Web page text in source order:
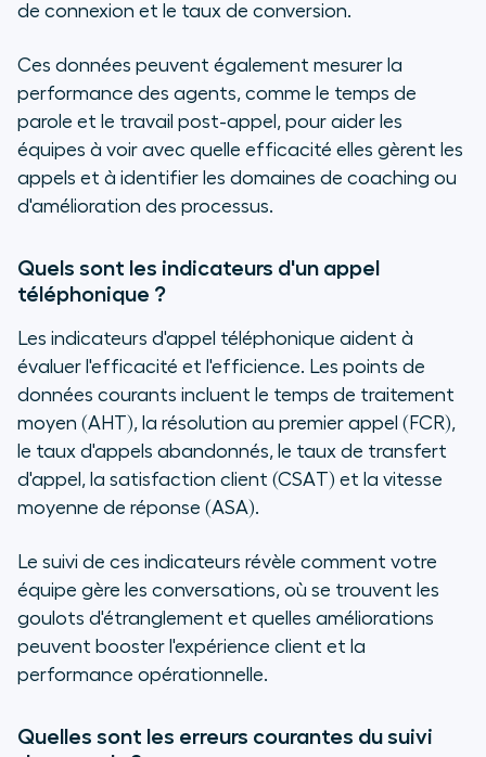
de connexion et le taux de conversion.
Ces données peuvent également mesurer la
performance des agents, comme le temps de
parole et le travail post-appel, pour aider les
équipes à voir avec quelle efficacité elles gèrent les
appels et à identifier les domaines de coaching ou
d'amélioration des processus.
Quels sont les indicateurs d'un appel
téléphonique ?
Les indicateurs d'appel téléphonique aident à
évaluer l'efficacité et l'efficience. Les points de
données courants incluent le temps de traitement
moyen (AHT), la résolution au premier appel (FCR),
le taux d'appels abandonnés, le taux de transfert
d'appel, la satisfaction client (CSAT) et la vitesse
moyenne de réponse (ASA).
Le suivi de ces indicateurs révèle comment votre
équipe gère les conversations, où se trouvent les
goulots d'étranglement et quelles améliorations
peuvent booster l'expérience client et la
performance opérationnelle.
Quelles sont les erreurs courantes du suivi